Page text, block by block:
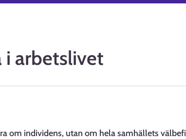
i arbetslivet
om individens, utan om hela samhällets